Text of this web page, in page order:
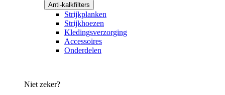
Anti-kalkfilters
Strijkplanken
Strijkhoezen
Kledingsverzorging
Accessoires
Onderdelen
Niet zeker?